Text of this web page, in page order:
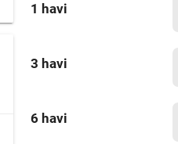
1 havi
3 havi
6 havi